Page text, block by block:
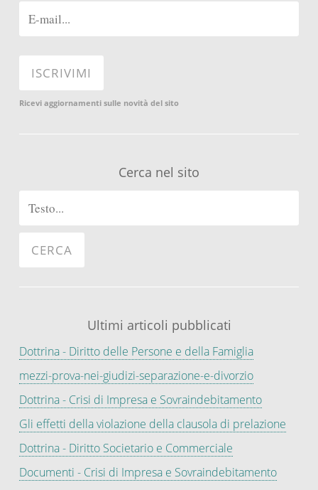
Ricevi aggiornamenti sulle novità del sito
Cerca nel sito
Ultimi articoli pubblicati
Dottrina - Diritto delle Persone e della Famiglia
mezzi-prova-nei-giudizi-separazione-e-divorzio
Dottrina - Crisi di Impresa e Sovraindebitamento
Gli effetti della violazione della clausola di prelazione
Dottrina - Diritto Societario e Commerciale
Documenti - Crisi di Impresa e Sovraindebitamento